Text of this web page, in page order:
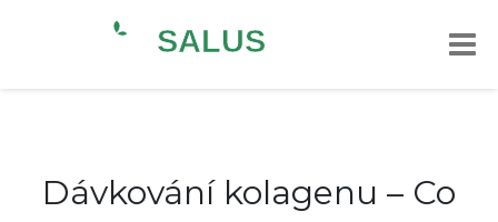
Dávkování kolagenu – Co